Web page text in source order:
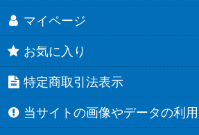
マイページ
お気に入り
特定商取引法表示
当サイトの画像やデータの利